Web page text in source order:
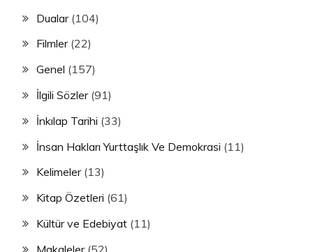
Dualar(104)
Filmler(22)
Genel (157)
İlgili Sözler(91)
İnkılap Tarihi (33)
İnsan Hakları Yurttaşlık Ve Demokrasi (11)
Kelimeler(13)
Kitap Özetleri (61)
Kültür ve Edebiyat (11)
Makaleler(52)